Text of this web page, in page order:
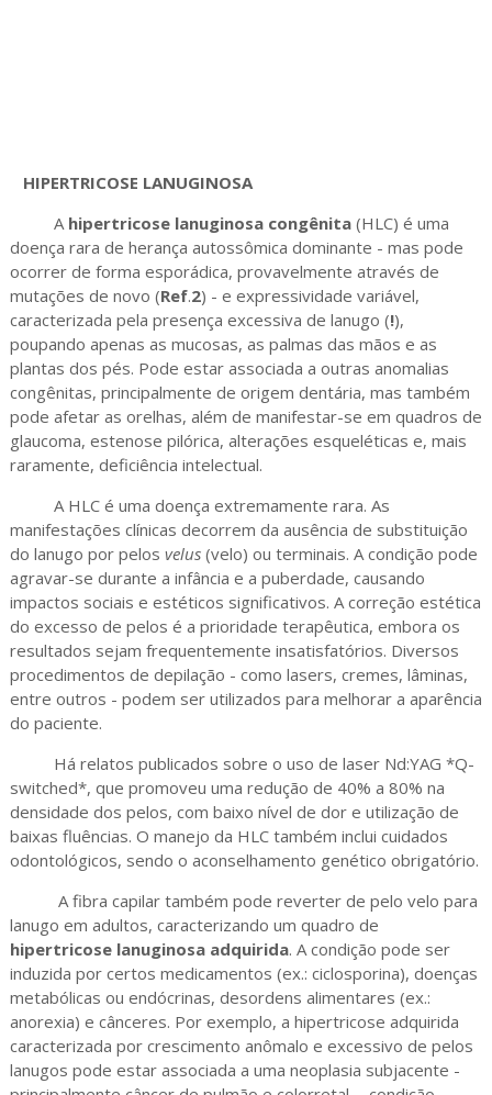
HIPERTRICOSE LANUGINOSA
A hipertricose lanuginosa congênita(HLC) é uma
doença rara de herança autossômica dominante - mas pode
ocorrer de forma esporádica, provavelmente através de
mutações de novo (Ref.2) - e expressividade variável,
caracterizada pela presença excessiva de lanugo (!),
poupando apenas as mucosas, as palmas das mãos e as
plantas dos pés. Pode estar associada a outras anomalias
congênitas, principalmente de origem dentária, mas também
pode afetar as orelhas, além de manifestar-se em quadros de
glaucoma, estenose pilórica, alterações esqueléticas e, mais
raramente, deficiência intelectual.
A HLC é uma doença extremamente rara. As
manifestações clínicas decorrem da ausência de substituição
do lanugo por pelos velus(velo) ou terminais. A condição pode
agravar-se durante a infância e a puberdade, causando
impactos sociais e estéticos significativos. A correção estética
do excesso de pelos é a prioridade terapêutica, embora os
resultados sejam frequentemente insatisfatórios. Diversos
procedimentos de depilação - como lasers, cremes, lâminas,
entre outros - podem ser utilizados para melhorar a aparência
do paciente.
Há relatos publicados sobre o uso de laser Nd:YAG *Q-
switched*, que promoveu uma redução de 40% a 80% na
densidade dos pelos, com baixo nível de dor e utilização de
baixas fluências. O manejo da HLC também inclui cuidados
odontológicos, sendo o aconselhamento genético obrigatório.
A fibra capilar também pode reverter de pelo velo para
lanugo em adultos, caracterizando um quadro de
hipertricose lanuginosa adquirida. A condição pode ser
induzida por certos medicamentos (ex.: ciclosporina), doenças
metabólicas ou endócrinas, desordens alimentares (ex.:
anorexia) e cânceres. Por exemplo, a hipertricose adquirida
caracterizada por crescimento anômalo e excessivo de pelos
lanugos pode estar associada a uma neoplasia subjacente -